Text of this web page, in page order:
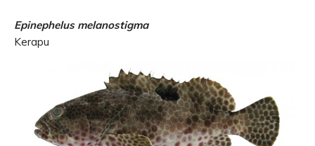
Epinephelus melanostigma
Kerapu